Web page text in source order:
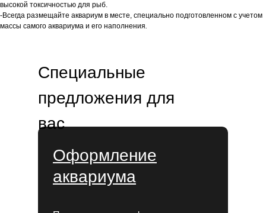
высокой токсичностью для рыб.
-Всегда размещайте аквариум в месте, специально подготовленном с учетом
массы самого аквариума и его наполнения.
Оформление
аквариума
Специальные
предложения для
вас